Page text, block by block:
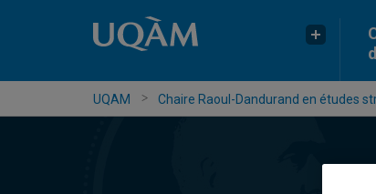
UQAM Chaire Raoul-Dandurand en études